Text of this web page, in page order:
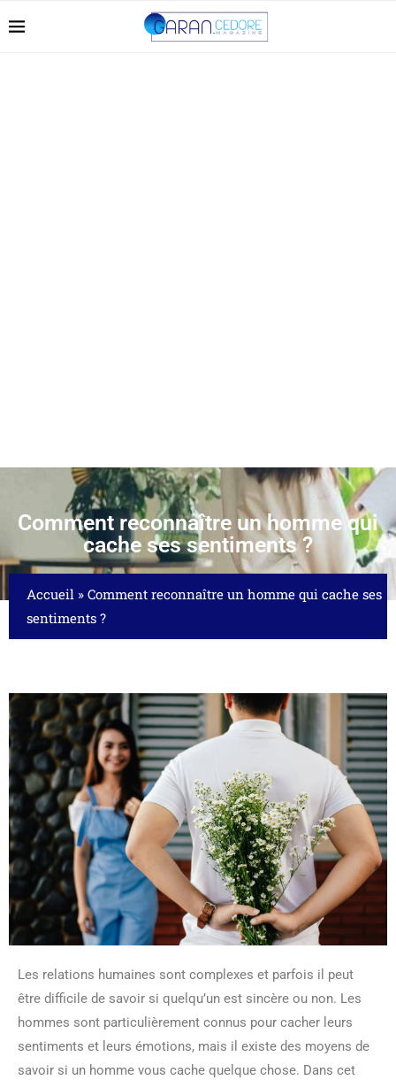
Comment reconnaître un homme qui
cache ses sentiments ?
Accueil » Comment reconnaître un homme qui cache ses
sentiments ?
Les relations humaines sont complexes et parfois il peut
être difficile de savoir si quelqu’un est sincère ou non. Les
hommes sont particulièrement connus pour cacher leurs
sentiments et leurs émotions, mais il existe des moyens de
savoir si un homme vous cache quelque chose. Dans cet